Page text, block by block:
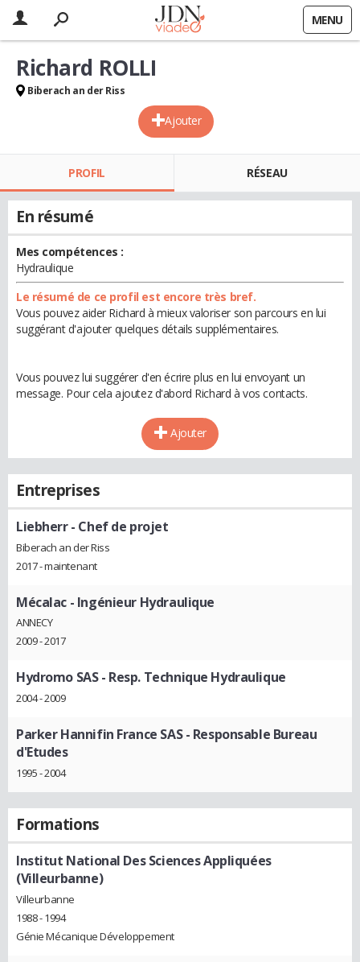
MENU
Ajouter
Richard ROLLI
Biberach an der Riss
PROFIL RÉSEAU
En résumé
Mes compétences :
Hydraulique
Le résumé de ce profil est encore très bref.
Vous pouvez aider Richard à mieux valoriser son parcours en lui
suggérant d'ajouter quelques détails supplémentaires.
Vous pouvez lui suggérer d'en écrire plus en lui envoyant un
message. Pour cela ajoutez d'abord Richard à vos contacts.
Ajouter
Entreprises
Liebherr- Chef de projet
Biberach an der Riss
2017 - maintenant
Mécalac - Ingénieur Hydraulique
ANNECY
2009 - 2017
Hydromo SAS- Resp. Technique Hydraulique
2004 - 2009
Parker Hannifin France SAS- Responsable Bureau
d'Etudes
1995 - 2004
Formations
Institut National Des Sciences Appliquées
(Villeurbanne)
Villeurbanne
1988 - 1994
Génie Mécanique Développement